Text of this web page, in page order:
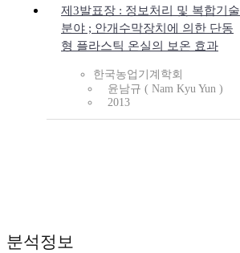
제3발표장 : 정보처리 및 복합기술
분야 ; 안개수막장치에 의한 단동
형 플라스틱 온실의 보온 효과
한국농업기계학회
윤남규 ( Nam Kyu Yun )
2013
분석정보